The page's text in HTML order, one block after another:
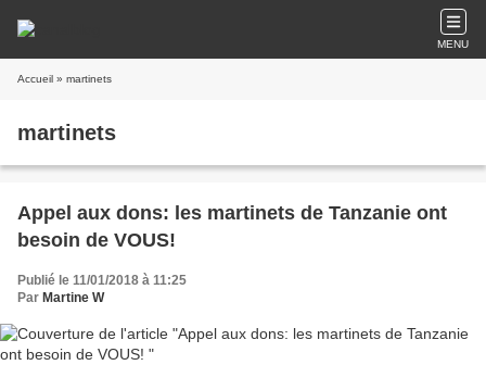
MENU
Accueil » martinets
martinets
Appel aux dons: les martinets de Tanzanie ont
besoin de VOUS!
Publié le 11/01/2018 à 11:25
Par Martine W